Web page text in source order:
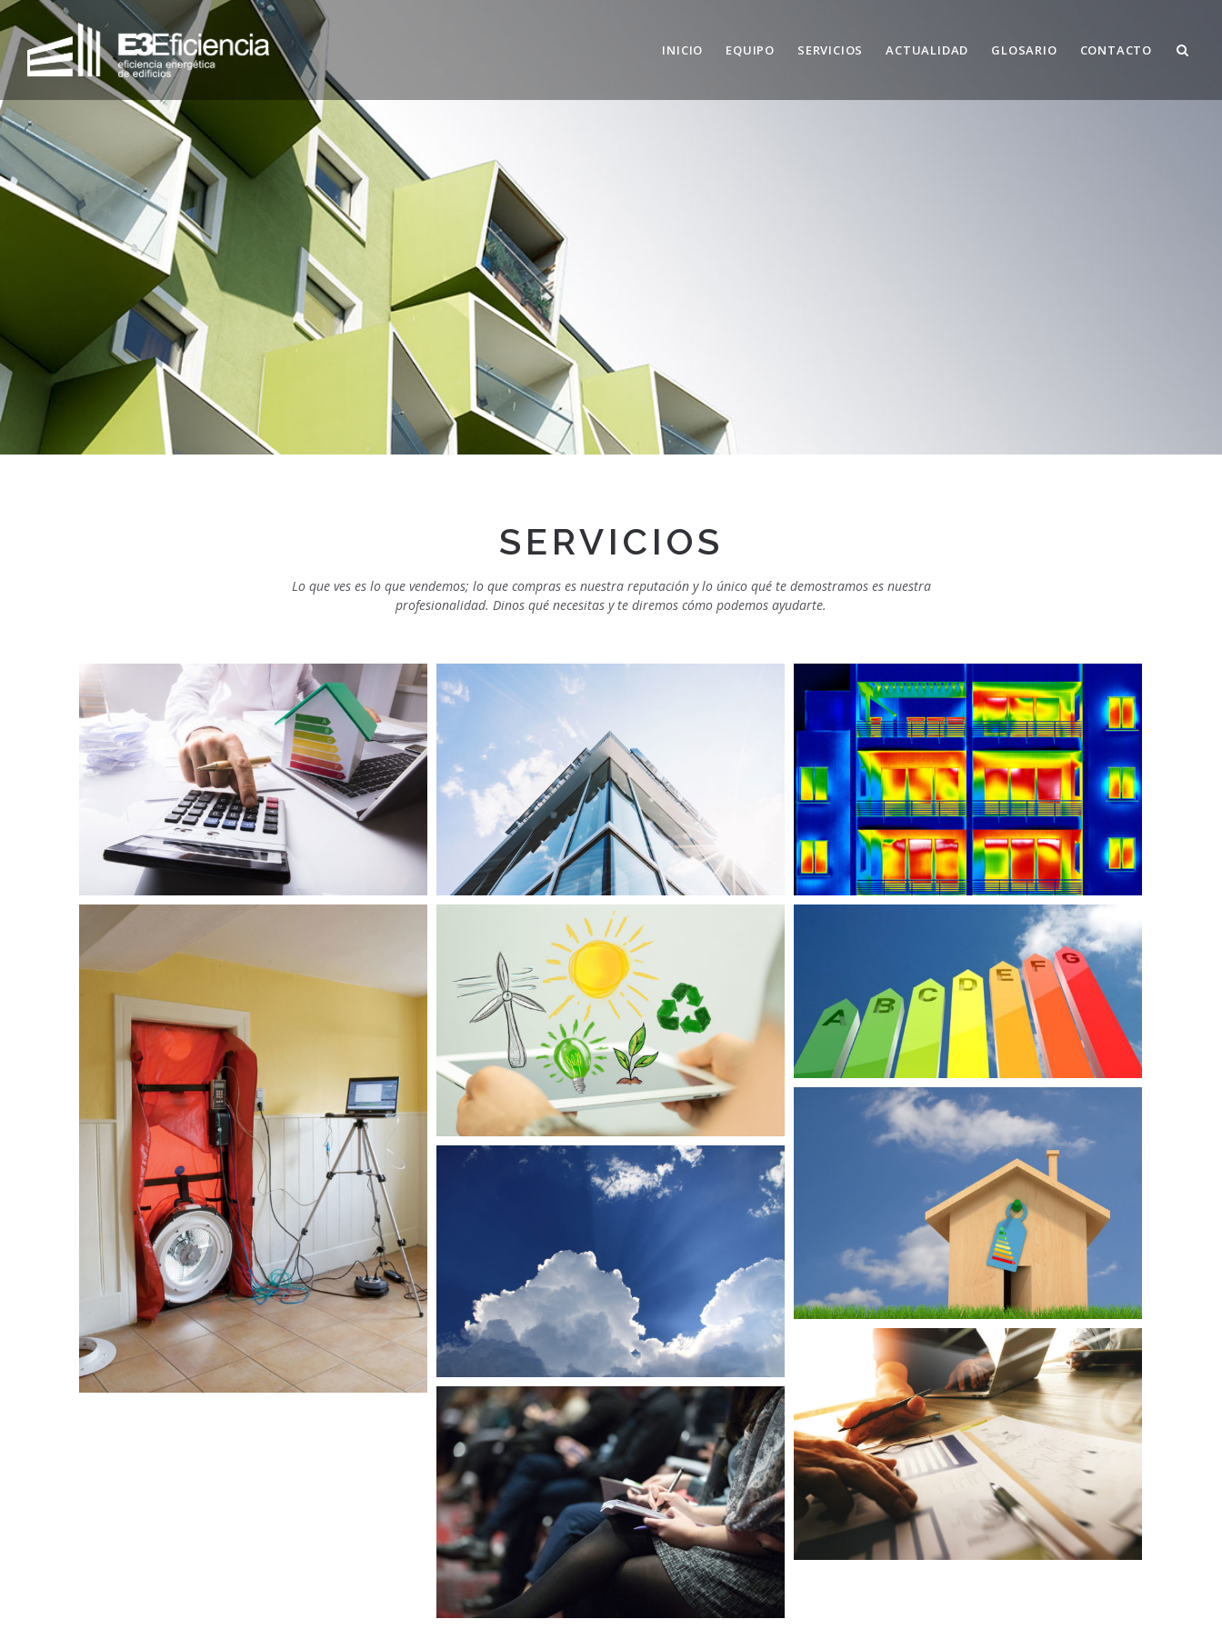
INICIO EQUIPO SERVICIOS ACTUALIDAD GLOSARIO CONTACTO
SERVICIOS
Lo que ves es lo que vendemos; lo que compras es nuestra reputación y lo único qué te demostramos es nuestra
profesionalidad. Dinos qué necesitas y te diremos cómo podemos ayudarte.